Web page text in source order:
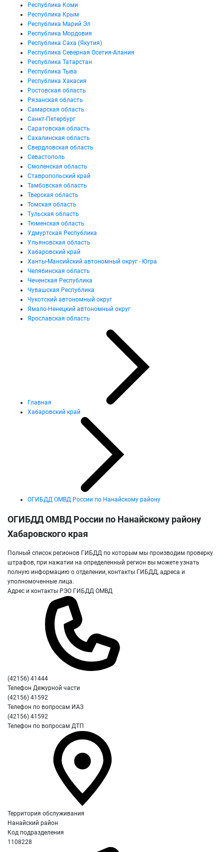
Республика Коми
Республика Крым
Республика Марий Эл
Республика Мордовия
Республика Саха (Якутия)
Республика Северная Осетия-Алания
Республика Татарстан
Республика Тыва
Республика Хакасия
Ростовская область
Рязанская область
Самарская область
Санкт-Петербург
Саратовская область
Сахалинская область
Свердловская область
Севастополь
Смоленская область
Ставропольский край
Тамбовская область
Тверская область
Томская область
Тульская область
Тюменская область
Удмуртская Республика
Ульяновская область
Хабаровский край
Ханты-Мансийский автономный округ - Югра
Челябинская область
Чеченская Республика
Чувашская Республика
Чукотский автономный округ
Ямало-Ненецкий автономный округ
Ярославская область
Главная
Хабаровский край
ОГИБДД ОМВД России по Нанайскому району
ОГИБДД ОМВД России по Нанайскому району
Хабаровского края
Полный список регионов ГИБДД по которым мы производим проверку
штрафов, при нажатии на определенный регион вы можете узнать
полную информацию о отделении, контакты ГИБДД, адреса и
уполномоченные лица.
Адрес и контакты РЭО ГИБДД ОМВД
(42156) 41444
Телефон Дежурной части
(42156) 41592
Телефон по вопросам ИАЗ
(42156) 41592
Телефон по вопросам ДТП
Территория обслуживания
Нанайский район
Код подразделения
1108228